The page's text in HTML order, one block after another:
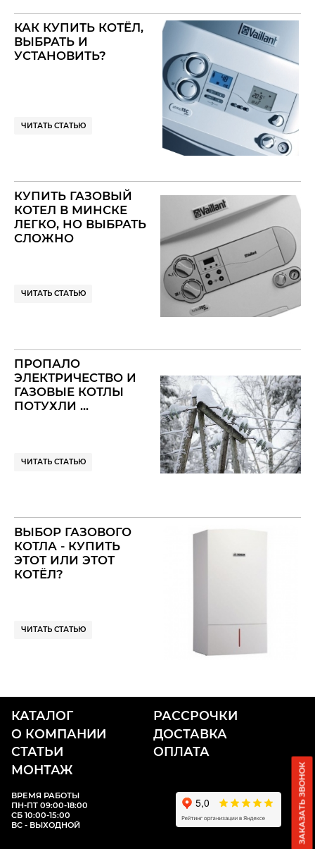
КАК КУПИТЬ КОТЁЛ,
ВЫБРАТЬ И
УСТАНОВИТЬ?
ЧИТАТЬ СТАТЬЮ
КУПИТЬ ГАЗОВЫЙ
КОТЕЛ В МИНСКЕ
ЛЕГКО, НО ВЫБРАТЬ
СЛОЖНО
ЧИТАТЬ СТАТЬЮ
ПРОПАЛО
ЭЛЕКТРИЧЕСТВО И
ГАЗОВЫЕ КОТЛЫ
ПОТУХЛИ ...
ЧИТАТЬ СТАТЬЮ
ВЫБОР ГАЗОВОГО
КОТЛА - КУПИТЬ
ЭТОТ ИЛИ ЭТОТ
КОТЁЛ?
ЧИТАТЬ СТАТЬЮ
КАТАЛОГ
РАССРОЧКИ
О КОМПАНИИ
ДОСТАВКА
СТАТЬИ
ОПЛАТА
МОНТАЖ
ВРЕМЯ РАБОТЫ
ПН-ПТ 09:00-18:00
СБ 10:00-15:00
ВС - ВЫХОДНОЙ
ЗАКАЗАТЬ ЗВОНОК